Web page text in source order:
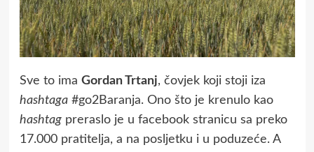
Sve to ima Gordan Trtanj, čovjek koji stoji iza
hashtaga#go2Baranja. Ono što je krenulo kao
hashtagpreraslo je u facebook stranicu sa preko
17.000 pratitelja, a na posljetku i u poduzeće. A